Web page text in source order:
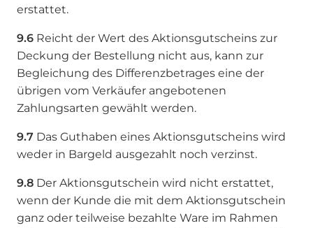
erstattet.
9.6 Reicht der Wert des Aktionsgutscheins zur
Deckung der Bestellung nicht aus, kann zur
Begleichung des Differenzbetrages eine der
übrigen vom Verkäufer angebotenen
Zahlungsarten gewählt werden.
9.7 Das Guthaben eines Aktionsgutscheins wird
weder in Bargeld ausgezahlt noch verzinst.
9.8 Der Aktionsgutschein wird nicht erstattet,
wenn der Kunde die mit dem Aktionsgutschein
ganz oder teilweise bezahlte Ware im Rahmen